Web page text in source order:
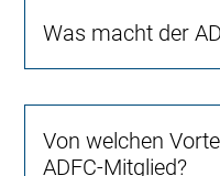
Was macht der
Von welchen
ADFC-Mitglied?